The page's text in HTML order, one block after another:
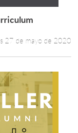
más +
27 de mayo de 2020